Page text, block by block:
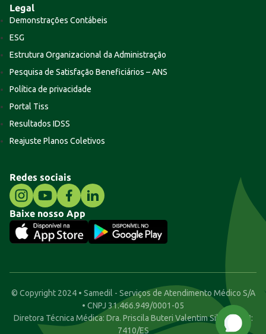
Legal
Demonstrações Contábeis
ESG
Estrutura Organizacional da Administração
Pesquisa de Satisfação Beneficiários – ANS
Política de privacidade
Portal Tiss
Resultados IDSS
Reajuste Planos Coletivos
Redes sociais
Baixe nosso App
© Copyright 2024 • Samedil - Serviços de Atendimento Médico S/A
• CNPJ 31.466.949/0001-05
Diretora Técnica Médica: Dra. Priscila Buteri Valentim Silva • CRM:
7410/ES